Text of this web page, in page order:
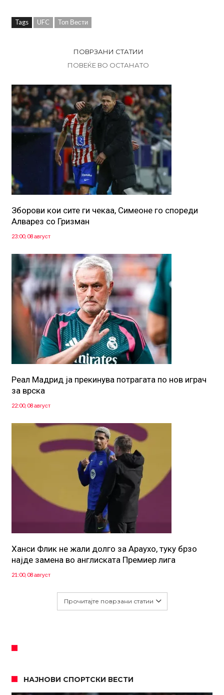
Tags UFC Топ Вести
ПОВРЗАНИ СТАТИИ
ПОВЕЌЕ ВО ОСТАНАТО
Зборови кои сите ги чекаа, Симеоне го спореди
Алварез со Гризман
23:00, 08 август
Реал Мадрид ја прекинува потрагата по нов играч
за врска
22:00, 08 август
Ханси Флик не жали долго за Араухо, туку брзо
најде замена во англиската Премиер лига
21:00, 08 август
Прочитајте поврзани статии
НАЈНОВИ СПОРТСКИ ВЕСТИ